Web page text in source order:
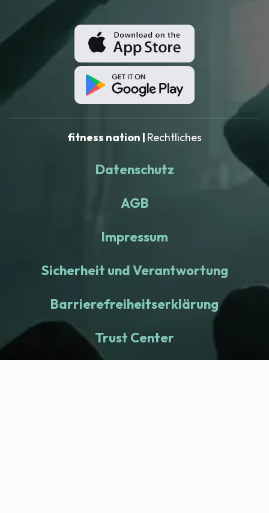
fitness nation | Rechtliches
Datenschutz
AGB
Impressum
Sicherheit und Verantwortung
Barrierefreiheitserklärung
Trust Center